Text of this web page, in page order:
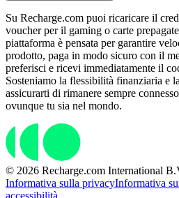
Su Recharge.com puoi ricaricare il
voucher per il gaming o carte
piattaforma è pensata per garantire
prodotto, paga in modo sicuro con il
preferisci e ricevi immediatamente il
Sosteniamo la flessibilità finanziaria e
assicurarti di rimanere sempre
ovunque tu sia nel mondo.
© 2026 Recharge.com International
Informativa sulla privacyInformativa